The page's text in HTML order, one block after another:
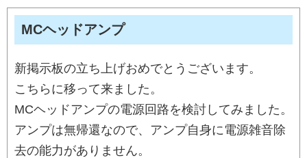
MCヘッドアンプ
新掲示板の立ち上げおめでとうございます。
こちらに移って来ました。
MCヘッドアンプの電源回路を検討してみました。
アンプは無帰還なので、アンプ自身に電源雑音除
去の能力がありません。